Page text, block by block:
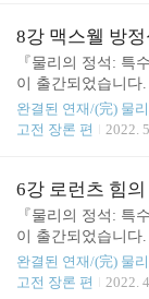
로그에서 『물리의
고정 ..
지 않아도 됩니다.
었던 공저자 아트
곳곳에 문제풀이
절 끝에 풀긴 풀었
않는 분들을 위해,
로그에서 『물리의
고정 ..
8강 맥스웰 방정
『물리의 정석: 특
이 출간되었습니다
인 특수 상대성 이
고전 장론을 연결
지 않아도 됩니다.
었던 공저자 아트
곳곳에 문제풀이
절 끝에 풀긴 풀었
않는 분들을 위해,
완결된 연재/(完) 물
고전 장론 편
2022.
6강 로런츠 힘의
『물리의 정석: 특
이 출간되었습니다
인 특수 상대성 이
고전 장론을 연결
완결된 연재/(完) 물
고전 장론 편
2022.